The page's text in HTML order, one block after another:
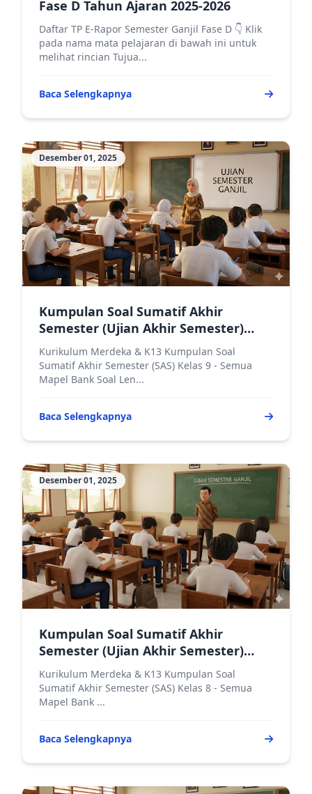
Fase D Tahun Ajaran 2025-2026
Daftar TP E-Rapor Semester Ganjil Fase D 👇 Klik
pada nama mata pelajaran di bawah ini untuk
melihat rincian Tujua...
Baca Selengkapnya
Desember 01, 2025
Kumpulan Soal Sumatif Akhir
Semester (Ujian Akhir Semester)
Ganjil Kelas 9 Semua Mata Pelajaran
Kurikulum Merdeka & K13 Kumpulan Soal
Sumatif Akhir Semester (SAS) Kelas 9 - Semua
Mapel Bank Soal Len...
Baca Selengkapnya
Desember 01, 2025
Kumpulan Soal Sumatif Akhir
Semester (Ujian Akhir Semester)
Ganjil Kelas 8 Semua Mata Pelajaran
Kurikulum Merdeka & K13 Kumpulan Soal
Sumatif Akhir Semester (SAS) Kelas 8 - Semua
Mapel Bank ...
Baca Selengkapnya